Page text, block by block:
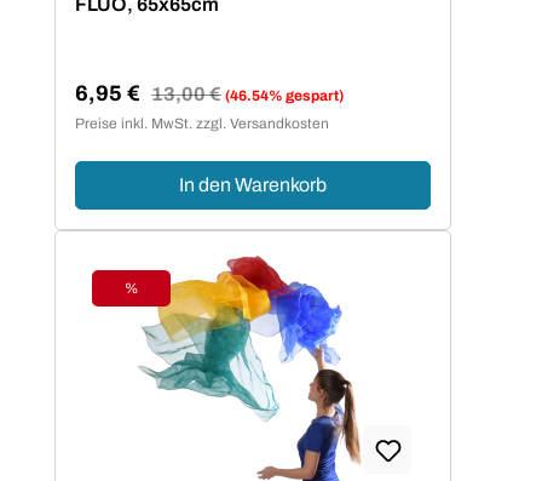
Verkaufspreis:
6,95 € Regulärer Preis:
13,00 € (46.54% gespart)
Preise inkl. MwSt. zzgl. Versandkosten
In den Warenkorb
Rabatt
%